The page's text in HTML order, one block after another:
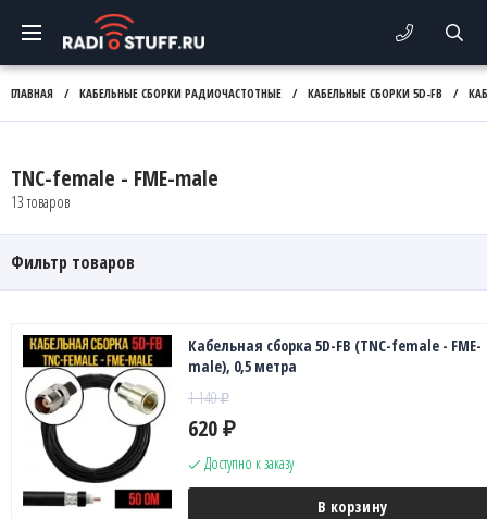
ГЛАВНАЯ / КАБЕЛЬНЫЕ СБОРКИ РАДИОЧАСТОТНЫЕ / КАБЕЛЬНЫЕ СБОРКИ 5D-FB /
TNC-female - FME-male
13 товаров
Фильтр товаров
Кабельная сборка 5D-FB (TNC-female - FME-
male), 0,5 метра
1 140₽
620 ₽
Доступно к заказу
В корзину